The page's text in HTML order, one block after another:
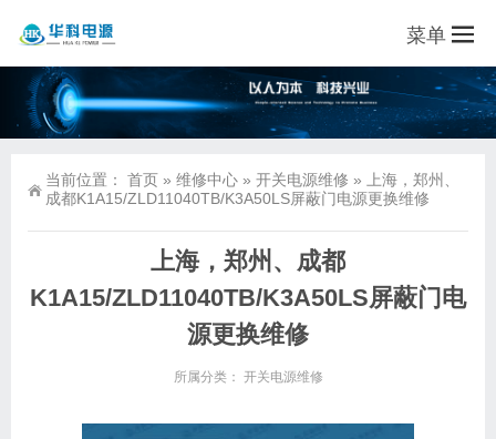
菜单
当前位置： 首页 » 维修中心 » 开关电源维修 » 上海，郑州、
成都K1A15/ZLD11040TB/K3A50LS屏蔽门电源更换维修
上海，郑州、成都
K1A15/ZLD11040TB/K3A50LS屏蔽门电
源更换维修
所属分类： 开关电源维修